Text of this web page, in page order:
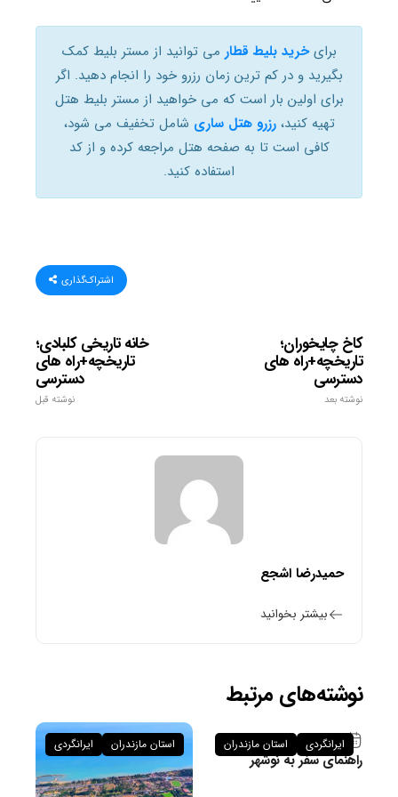
برایخرید بلیط قطار می توانید از مستر بلیط کمک
بگیرید و در کم ترین زمان رزرو خود را انجام دهید. اگر
برای اولین بار است که می خواهید از مستر بلیط هتل
تهیه کنید،رزرو هتل ساری شامل تخفیف می شود،
کافی است تا به صفحه هتل مراجعه کرده و از کد
استفاده کنید.
اشتراک‌گذاری
خانه تاریخی کلبادی؛
تاریخچه+راه های
دسترسی
نوشته قبل
کاخ چایخوران؛
تاریخچه+راه های
دسترسی
نوشته بعد
حمیدرضا اشجع
بیشتر بخوانید
نوشته‌های مرتبط
۲۶ فروردین ۱۴۰۵
راهنمای سفر به نوشهر
ایرانگردی استان مازندران استان مازندران ایرانگردی